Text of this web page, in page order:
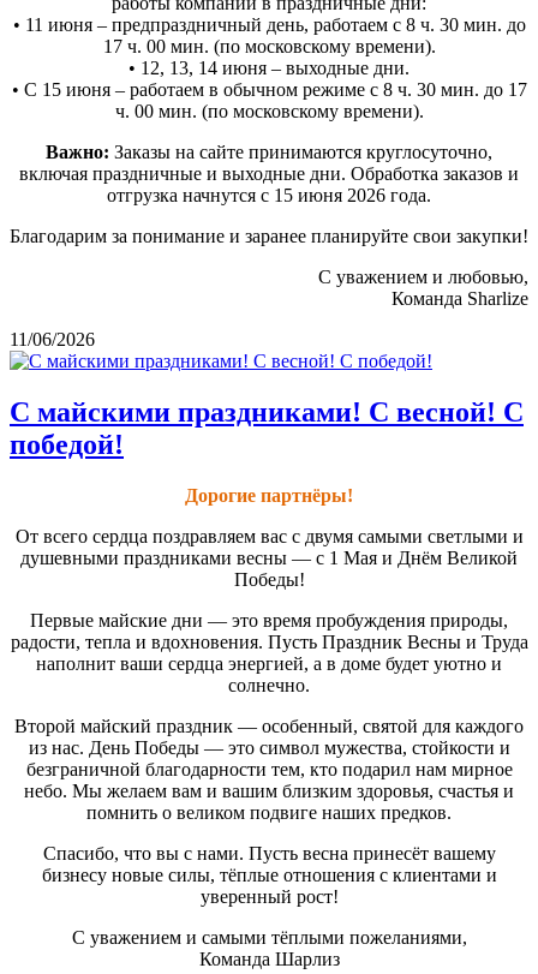
• 11 июня – предпраздничный день, работаем с 8 ч. 30 мин. до
17 ч. 00 мин. (по московскому времени).
• 12, 13, 14 июня – выходные дни.
• С 15 июня – работаем в обычном режиме с 8 ч. 30 мин. до 17
ч. 00 мин. (по московскому времени).
Важно: Заказы на сайте принимаются круглосуточно,
включая праздничные и выходные дни. Обработка заказов и
отгрузка начнутся с 15 июня 2026 года.
Благодарим за понимание и заранее планируйте свои закупки!
С уважением и любовью,
Команда Sharlize
11/06/2026
С майскими праздниками! С весной! С
победой!
Дорогие партнёры!
От всего сердца поздравляем вас с двумя самыми светлыми и
душевными праздниками весны — с 1 Мая и Днём Великой
Победы!
Первые майские дни — это время пробуждения природы,
радости, тепла и вдохновения. Пусть Праздник Весны и Труда
наполнит ваши сердца энергией, а в доме будет уютно и
солнечно.
Второй майский праздник — особенный, святой для каждого
из нас. День Победы — это символ мужества, стойкости и
безграничной благодарности тем, кто подарил нам мирное
небо. Мы желаем вам и вашим близким здоровья, счастья и
помнить о великом подвиге наших предков.
Спасибо, что вы с нами. Пусть весна принесёт вашему
бизнесу новые силы, тёплые отношения с клиентами и
уверенный рост!
С уважением и самыми тёплыми пожеланиями,
Команда Шарлиз